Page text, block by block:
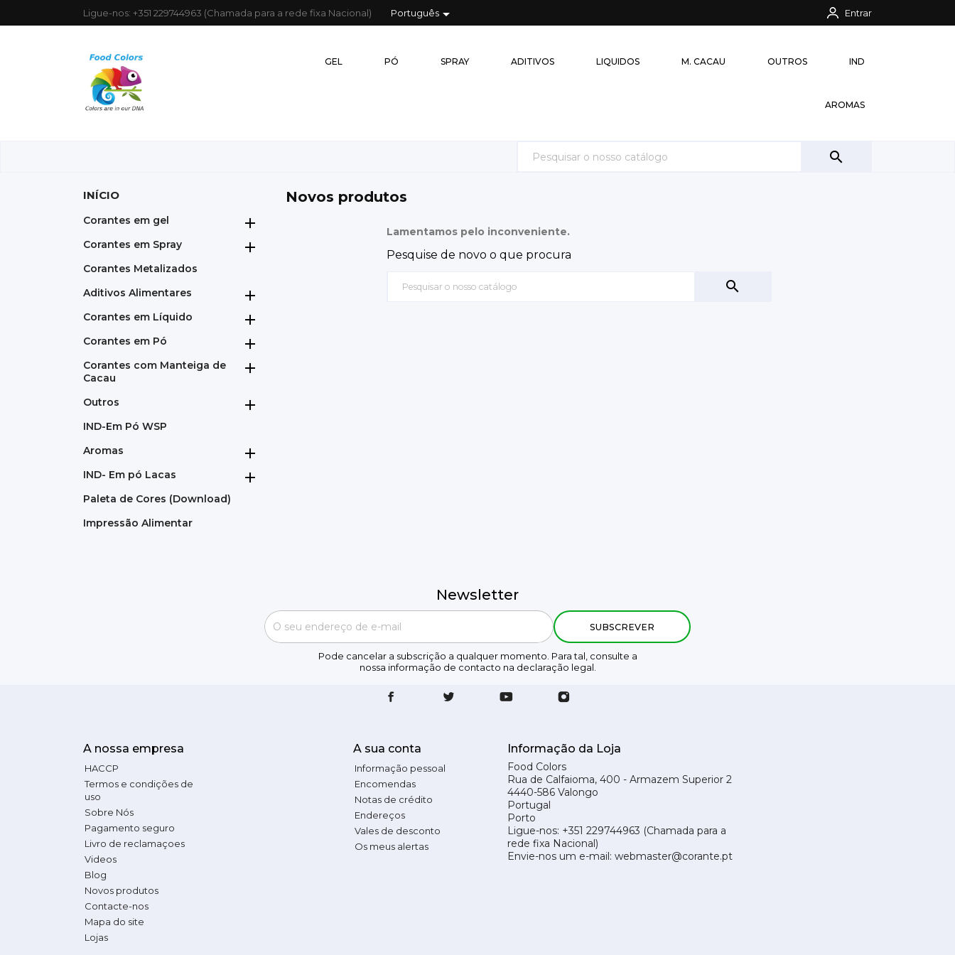
Ligue-nos: +351 229744963 (Chamada para a rede fixa Nacional) Português Entrar
GEL PÓ SPRAY ADITIVOS LIQUIDOS M. CACAU OUTROS IND
AROMAS

INÍCIO
Corantes em gel 
Corantes em Spray 
Corantes Metalizados
Aditivos Alimentares

Corantes em Líquido 
Corantes em Pó 
Corantes com Manteiga de
Cacau

Outros 
IND-Em Pó WSP
Aromas

IND- Em pó Lacas 
Paleta de Cores (Download)
Impressão Alimentar
Novos produtos
Lamentamos pelo inconveniente.
Pesquise de novo o que procura

Newsletter
Pode cancelar a subscrição a qualquer momento. Para tal, consulte a
nossa informação de contacto na declaração legal.
A nossa empresa
HACCP
Termos e condições de
uso
Sobre Nós
Pagamento seguro
Livro de reclamaçoes
Videos
Blog
Novos produtos
Contacte-nos
Mapa do site
Lojas
A sua conta
Informação pessoal
Encomendas
Notas de crédito
Endereços
Vales de desconto
Os meus alertas
Informação da Loja
Food Colors
Rua de Calfaioma, 400 - Armazem Superior 2
4440-586 Valongo
Portugal
Porto
Ligue-nos: +351 229744963 (Chamada para a
rede fixa Nacional)
Envie-nos um e-mail: webmaster@corante.pt